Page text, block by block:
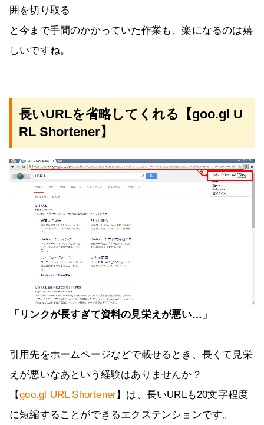
囲を切り取る
と今まで手間のかかっていた作業も、楽になるのは嬉
しいですね。
長いURLを省略してくれる【goo.gl U
RL Shortener】
「リンクが長すぎて資料の見栄えが悪い…」
引用先をホームページなどで載せるとき、長くて見栄
えが悪いなあという経験はありませんか？
【goo.gl URL Shortener】は、長いURLも20文字程度
に短縮することができるエクステンションです。